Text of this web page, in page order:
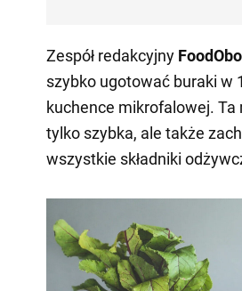
Zespół redakcyjny
szybko ugotować buraki w
kuchence mikrofalowej. Ta
tylko szybka, ale także
wszystkie składniki